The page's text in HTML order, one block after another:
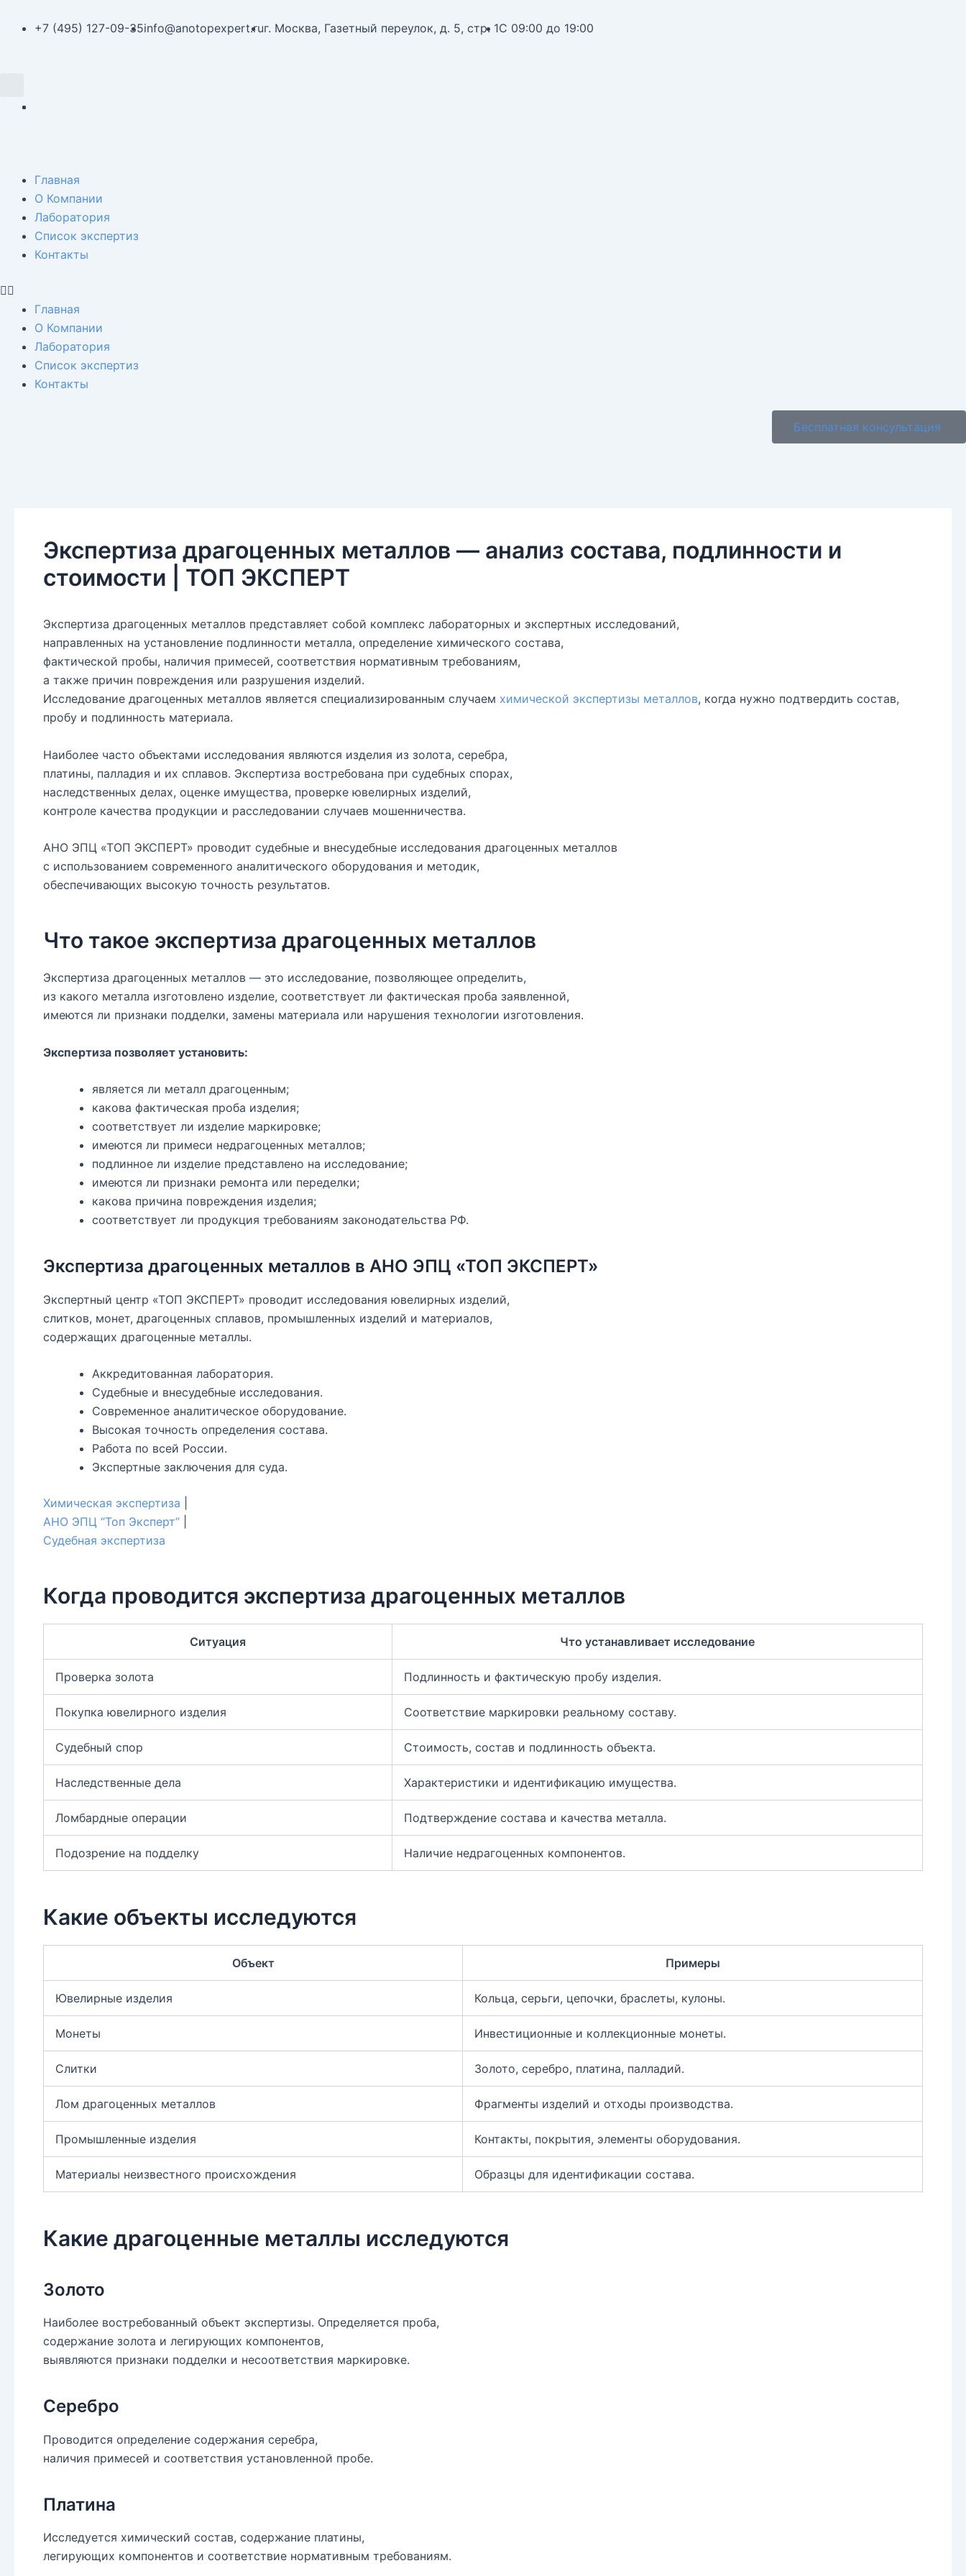
+7 (495) 127-09-35info@anotopexpert.ruг. Москва, Газетный переулок, д. 5, стр. 1С 09:00 до 19:00
Главная
О Компании
Лаборатория
Список экспертиз
Контакты
Menu
Главная
О Компании
Лаборатория
Список экспертиз
Контакты
Бесплатная консультация
Экспертиза драгоценных металлов — анализ состава, подлинности и
стоимости | ТОП ЭКСПЕРТ
Экспертиза драгоценных металлов представляет собой комплекс лабораторных и экспертных исследований,
направленных на установление подлинности металла, определение химического состава,
фактической пробы, наличия примесей, соответствия нормативным требованиям,
а также причин повреждения или разрушения изделий.
Исследование драгоценных металлов является специализированным случаем химической экспертизы металлов, когда нужно подтвердить состав,
пробу и подлинность материала.
Наиболее часто объектами исследования являются изделия из золота, серебра,
платины, палладия и их сплавов. Экспертиза востребована при судебных спорах,
наследственных делах, оценке имущества, проверке ювелирных изделий,
контроле качества продукции и расследовании случаев мошенничества.
АНО ЭПЦ «ТОП ЭКСПЕРТ» проводит судебные и внесудебные исследования драгоценных металлов
с использованием современного аналитического оборудования и методик,
обеспечивающих высокую точность результатов.
Что такое экспертиза драгоценных металлов
Экспертиза драгоценных металлов — это исследование, позволяющее определить,
из какого металла изготовлено изделие, соответствует ли фактическая проба заявленной,
имеются ли признаки подделки, замены материала или нарушения технологии изготовления.
Экспертиза позволяет установить:
является ли металл драгоценным;
какова фактическая проба изделия;
соответствует ли изделие маркировке;
имеются ли примеси недрагоценных металлов;
подлинное ли изделие представлено на исследование;
имеются ли признаки ремонта или переделки;
какова причина повреждения изделия;
соответствует ли продукция требованиям законодательства РФ.
Экспертиза драгоценных металлов в АНО ЭПЦ «ТОП ЭКСПЕРТ»
Экспертный центр «ТОП ЭКСПЕРТ» проводит исследования ювелирных изделий,
слитков, монет, драгоценных сплавов, промышленных изделий и материалов,
содержащих драгоценные металлы.
Аккредитованная лаборатория.
Судебные и внесудебные исследования.
Современное аналитическое оборудование.
Высокая точность определения состава.
Работа по всей России.
Экспертные заключения для суда.
Химическая экспертиза
АНО ЭПЦ “Топ Эксперт”
Судебная экспертиза
Когда проводится экспертиза драгоценных металлов
Ситуация Что устанавливает исследование
Проверка золота Подлинность и фактическую пробу изделия.
Покупка ювелирного изделия Соответствие маркировки реальному составу.
Судебный спор Стоимость, состав и подлинность объекта.
Наследственные дела Характеристики и идентификацию имущества.
Ломбардные операции Подтверждение состава и качества металла.
Подозрение на подделку Наличие недрагоценных компонентов.
Какие объекты исследуются
Объект Примеры
Ювелирные изделия Кольца, серьги, цепочки, браслеты, кулоны.
Монеты Инвестиционные и коллекционные монеты.
Слитки Золото, серебро, платина, палладий.
Лом драгоценных металлов Фрагменты изделий и отходы производства.
Промышленные изделия Контакты, покрытия, элементы оборудования.
Материалы неизвестного происхождения Образцы для идентификации состава.
Какие драгоценные металлы исследуются
Золото
Наиболее востребованный объект экспертизы. Определяется проба,
содержание золота и легирующих компонентов,
выявляются признаки подделки и несоответствия маркировке.
Серебро
Проводится определение содержания серебра,
наличия примесей и соответствия установленной пробе.
Платина
Исследуется химический состав, содержание платины,
легирующих компонентов и соответствие нормативным требованиям.
по